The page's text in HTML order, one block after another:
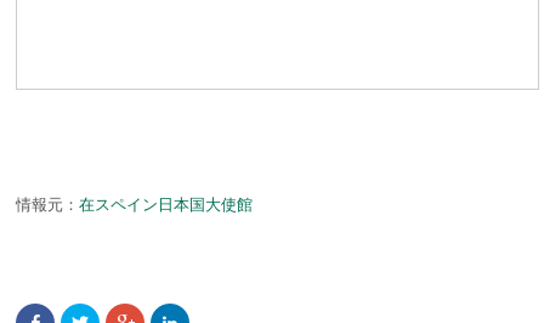
情報元：在スペイン日本国大使館